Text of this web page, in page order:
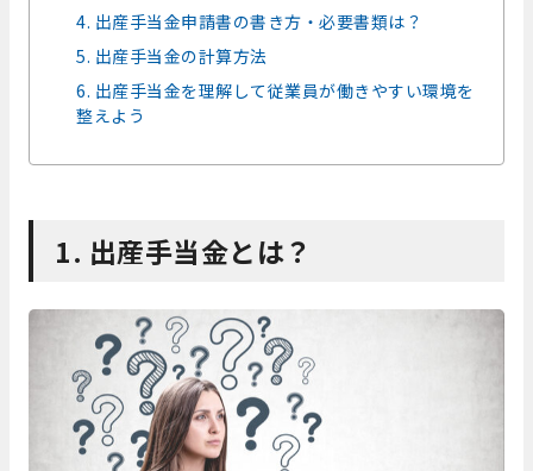
4. 出産手当金申請書の書き方・必要書類は？
5. 出産手当金の計算方法
6. 出産手当金を理解して従業員が働きやすい環境を
整えよう
1. 出産手当金とは？